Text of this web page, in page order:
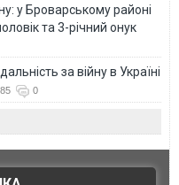
у Броварському районі
та 3-річний онук
за війну в Україні
0